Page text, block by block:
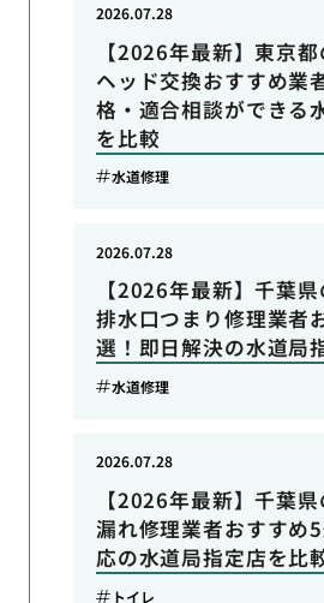
【2026年最新】東京
ヘッド交換おすすめ業
格・適合相談ができる
を比較
2026.07.28
水道修理
【2026年最新】千葉
排水口つまり修理業者
選！即日解決の水道局
2026.07.28
水道修理
【2026年最新】千葉
漏れ修理業者おすすめ
応の水道局指定店を比
2026.07.28
トイレ